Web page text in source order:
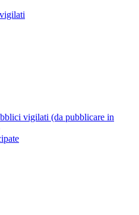
vigilati (da pubblicare in